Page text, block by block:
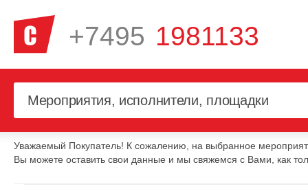
+7495 1981133
Уважаемый Покупатель! К сожалению, на выбранное
Вы можете оставить свои данные и мы свяжемся с Вами, как